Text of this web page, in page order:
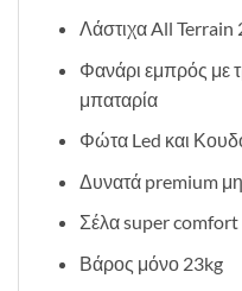
Λάστιχα All Terrain
Φανάρι εμπρός με
μπαταρία
Φώτα Led και
Δυνατά premium
Σέλα super comfort
Βάρος μόνο 23kg